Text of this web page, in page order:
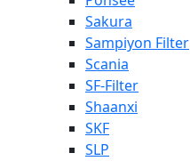
Sakura
Sampiyon Filter
Scania
SF-Filter
Shaanxi
SKF
SLP